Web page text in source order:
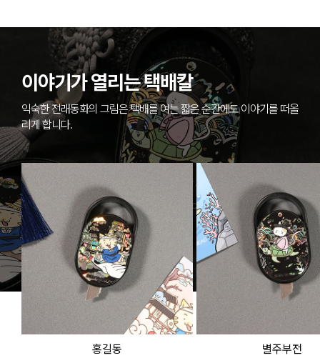
이야기가 열리는 택배칼
익숙한 전래동화의 그림은 택배를 여는 짧은 순간에도 이야기를 떠올
리게 합니다.
홍길동 별주부전